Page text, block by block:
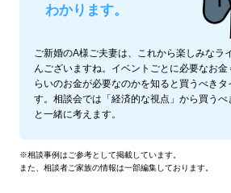
わかります。
ご新婚のA様ご夫妻は、これから楽しみなラ
んございますね。イベントごとに必要なお金
らいのお金が必要なのかを知ると買うべきタ
す。相談会では「経済的な視点」から買う
と一緒に考えます。
※相談事例はご参考として掲載しています。
また、相談者ご家族の情報は一部編集しております。